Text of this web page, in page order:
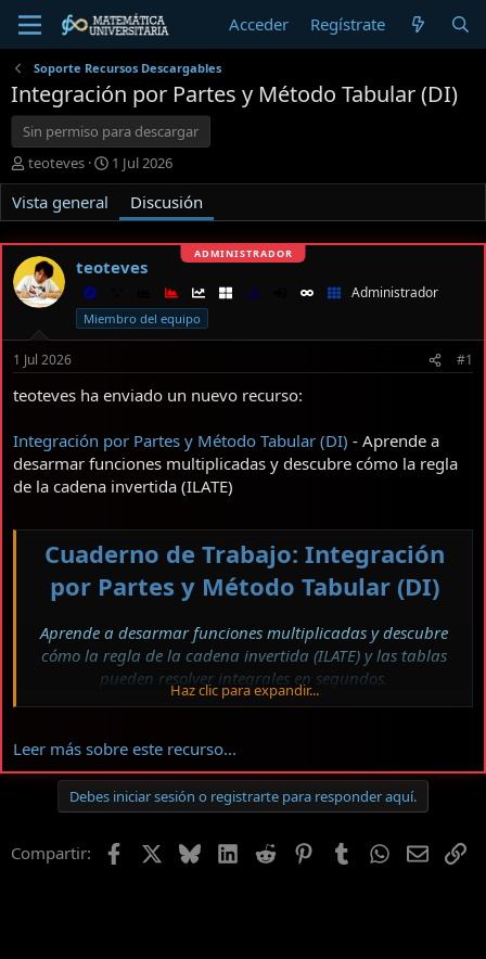
Acceder Regístrate
Soporte Recursos Descargables
Integración por Partes y Método Tabular (DI)
Sin permiso para descargar
I
n
i
c
i
a
d
o
d
e
l
t
m
teoteves
F
e
h
a
e
n
i
i
o
1 Jul 2026
Vista general Discusión
teoteves
Administrador
Miembro del equipo
1 Jul 2026 #1
teoteves ha enviado un nuevo recurso:
Integración por Partes y Método Tabular (DI) - Aprende a
desarmar funciones multiplicadas y descubre cómo la regla
de la cadena invertida (ILATE)
Cuaderno de Trabajo: Integración
por Partes y Método Tabular (DI)
Aprende a desarmar funciones multiplicadas y descubre
cómo la regla de la cadena invertida (ILATE) y las tablas
pueden resolver integrales en segundos.
Ver el archivos adjunto 637
¡Hola a todos mis estudiantes, chicos y chicas de la comunidad!
Profesor Teófilo...
Haz clic para expandir...
Leer más sobre este recurso...
Debes iniciar sesión o registrarte para responder aquí.
Compartir: Facebook BlueskyLinkedIn
Reddit PinterestTumblr WhatsApp
Email